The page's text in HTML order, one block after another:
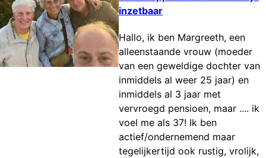
inzetbaar
Hallo, ik ben Margreeth, een
alleenstaande vrouw (moeder
van een geweldige dochter van
inmiddels al weer 25 jaar) en
inmiddels al 3 jaar met
vervroegd pensioen, maar .... ik
voel me als 37! Ik ben
actief/ondernemend maar
tegelijkertijd ook rustig, vrolijk,